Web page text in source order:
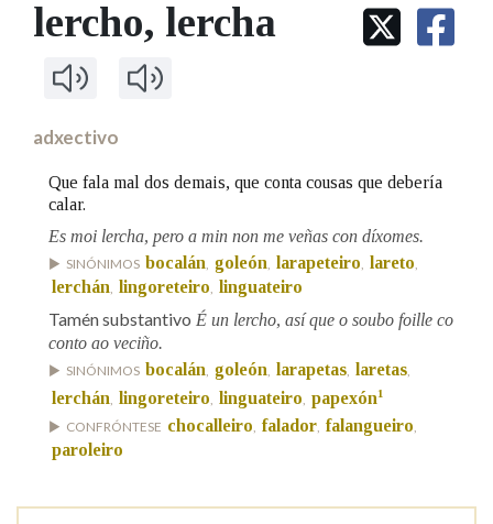
IDENTIDADE CORPORATIVA
MARCIAL DEL ADALID
FIGURAS HOMENAXEADAS
Facebook
TwitterYoutubeInstagram
Bluesky
BUSCAR NOS LEMAS
Comeza por
Contén
BUSCAR NO CONTIDO
lercho, lercha
adxectivo
Que fala mal dos demais, que conta cousas que debería
calar.
Es moi lercha, pero a min non me veñas con díxomes.
SINÓNIMOS bocalán goleón larapeteiro lareto
lerchán lingoreteiro linguateiro
Tamén substantivo É un lercho, así que o soubo foille co
conto ao veciño.
SINÓNIMOS bocalán goleón larapetas laretas
lerchán lingoreteiro linguateiro papexón1
CONFRÓNTESE chocalleiro falador falangueiro
paroleiro